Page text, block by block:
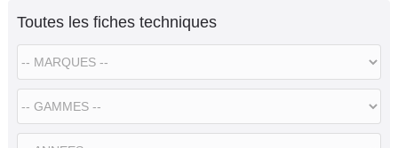
Toutes les fiches techniques